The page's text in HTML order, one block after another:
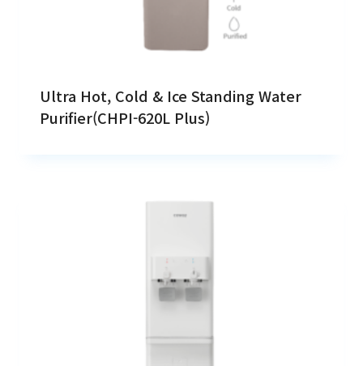
Ultra Hot, Cold & Ice Standing Water
Purifier(CHPI-620L Plus)